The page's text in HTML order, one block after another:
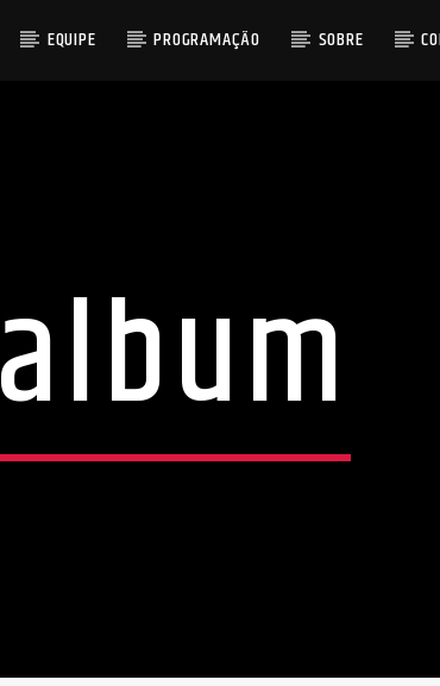
EQUIPE PROGRAMAÇÃO SOBRE
album